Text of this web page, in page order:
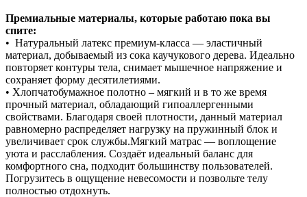
Премиальные материалы, которые работаю пока вы
спите:
• Натуральный латекс премиум‑класса — эластичный
материал, добываемый из сока каучукового дерева. Идеально
повторяет контуры тела, снимает мышечное напряжение и
сохраняет форму десятилетиями.
• Хлопчатобумажное полотно – мягкий и в то же время
прочный материал, обладающий гипоаллергенными
свойствами. Благодаря своей плотности, данный материал
равномерно распределяет нагрузку на пружинный блок и
увеличивает срок службы.Мягкий матрас — воплощение
уюта и расслабления. Создаёт идеальный баланс для
комфортного сна, подходит большинству пользователей.
Погрузитесь в ощущение невесомости и позвольте телу
полностью отдохнуть.